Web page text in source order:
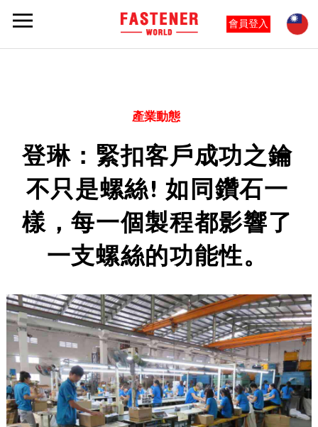
會員登入
產業動態
登琳：緊扣客戶成功之鑰
不只是螺絲! 如同鑽石一
樣，每一個製程都影響了
一支螺絲的功能性。